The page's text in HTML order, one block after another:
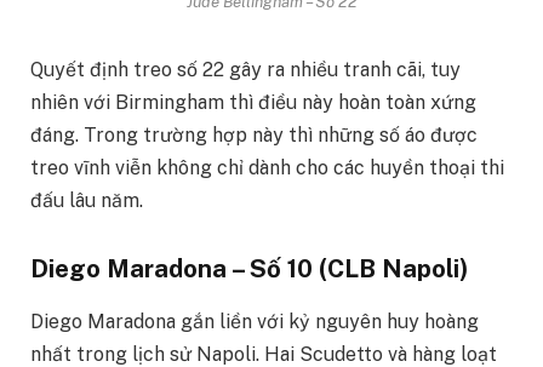
Quyết định treo số 22 gây ra nhiều tranh cãi, tuy
nhiên với Birmingham thì điều này hoàn toàn xứng
đáng. Trong trường hợp này thì những số áo được
treo vĩnh viễn không chỉ dành cho các huyền thoại thi
đấu lâu năm.
Diego Maradona – Số 10 (CLB Napoli)
Diego Maradona gắn liền với kỷ nguyên huy hoàng
nhất trong lịch sử Napoli. Hai Scudetto và hàng loạt